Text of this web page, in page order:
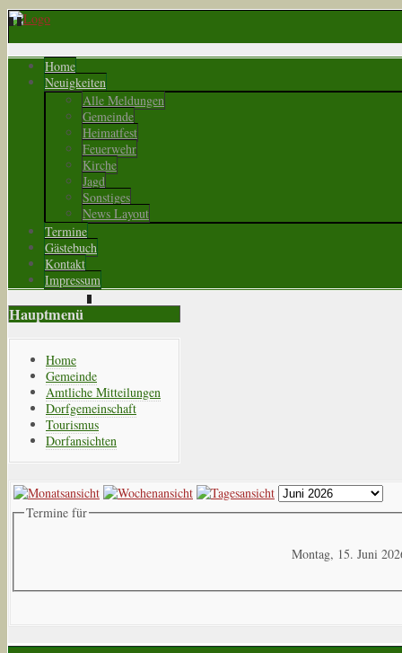
Home
Neuigkeiten
Alle Meldungen
Gemeinde
Heimatfest
Feuerwehr
Kirche
Jagd
Sonstiges
News Layout
Termine
Gästebuch
Kontakt
Impressum
Hauptmenü
Home
Gemeinde
Amtliche Mitteilungen
Dorfgemeinschaft
Tourismus
Dorfansichten
Termine für
Montag, 15. Juni